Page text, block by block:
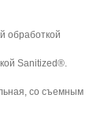
обработкой
Sanitized®.
со съемным